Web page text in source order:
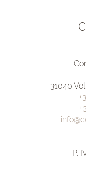
31040
P.